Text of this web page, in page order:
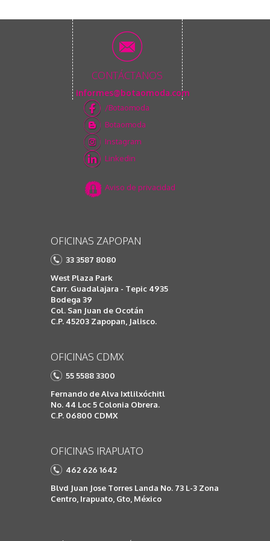
CONTÁCTANOS
informes@botaomoda.com
/Botaomoda
Botaomoda
Instagram
Linkedin
Aviso de privacidad
OFICINAS ZAPOPAN
33 3587 8080
West Plaza Park
Carr. Guadalajara - Tepic 4935
Bodega 39
Col. San Juan de Ocotán
C.P. 45203 Zapopan, Jalisco.
OFICINAS CDMX
55 5588 3300
Fernando de Alva Ixtlilxóchitl
No. 44 Loc 5 Colonia Obrera.
C.P. 06800 CDMX
OFICINAS IRAPUATO
462 626 1642
Blvd Juan Jose Torres Landa No. 73 L-3 Zona
Centro, Irapuato, Gto, México